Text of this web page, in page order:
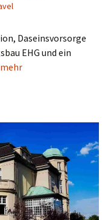
Daseinsvorsorge
EHG und ein
mehr